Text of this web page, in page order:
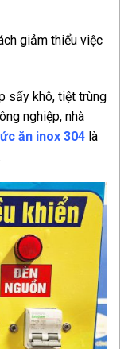
giảm thiểu việc
sấy khô, tiệt trùng
nghiệp, nhà
ăn inox 304 là